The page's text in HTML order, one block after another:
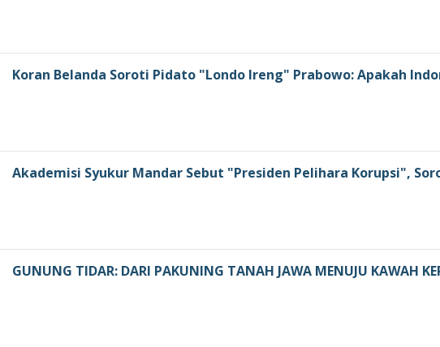
Koran Belanda Soroti Pidato "Londo Ireng" Prabowo: Apakah
Akademisi Syukur Mandar Sebut "Presiden Pelihara Korupsi",
GUNUNG TIDAR: DARI PAKUNING TANAH JAWA MENUJU KAWAH